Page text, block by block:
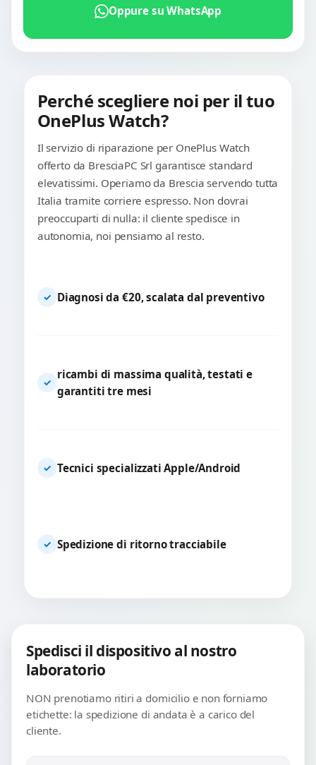
Oppure su WhatsApp
Perché scegliere noi per il tuo
OnePlus Watch?
Il servizio di riparazione per OnePlus Watch
offerto da BresciaPC Srl garantisce standard
elevatissimi. Operiamo da Brescia servendo tutta
Italia tramite corriere espresso. Non dovrai
preoccuparti di nulla: il cliente spedisce in
autonomia, noi pensiamo al resto.
✓ Diagnosi da €20, scalata dal preventivo
✓
ricambi di massima qualità, testati e
garantiti tre mesi
✓ Tecnici specializzati Apple/Android
✓ Spedizione di ritorno tracciabile
Spedisci il dispositivo al nostro
laboratorio
NON prenotiamo ritiri a domicilio e non forniamo
etichette: la spedizione di andata è a carico del
cliente.